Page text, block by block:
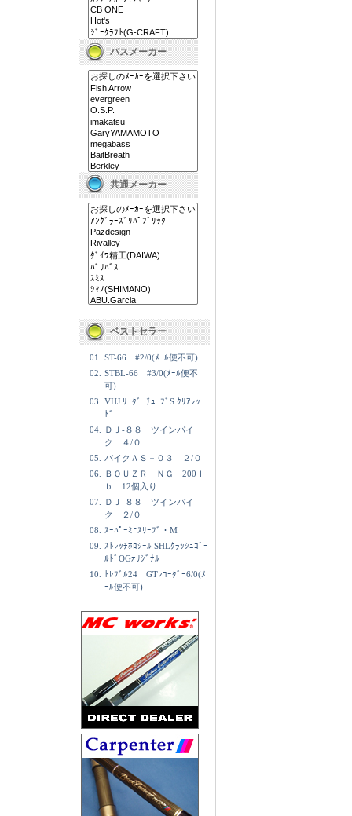
バスメーカー
共通メーカー
ベストセラー
01.
ST-66 #2/0(ﾒｰﾙ便不可)
02.
STBL-66 #3/0(ﾒｰﾙ便不
可)
03.
VHJ ﾘｰﾀﾞｰﾁｭｰﾌﾞS ｸﾘｱﾚｯ
ﾄﾞ
04.
ＤＪ-８８ ツインパイ
ク ４/０
05.
パイクＡＳ－０３ ２/０
06.
ＢＯＵＺＲＩＮＧ 200ｌ
ｂ 12個入り
07.
ＤＪ-８８ ツインパイ
ク ２/０
08.
ｽｰﾊﾟｰﾐﾆｽﾘｰﾌﾞ・M
09.
ｽﾄﾚｯﾁﾎﾛｼｰﾙ SHLｸﾗｯｼｭｺﾞｰ
ﾙﾄﾞOGｵﾘｼﾞﾅﾙ
10.
ﾄﾚﾌﾞﾙ24 GTﾚｺｰﾀﾞｰ6/0(ﾒ
ｰﾙ便不可)